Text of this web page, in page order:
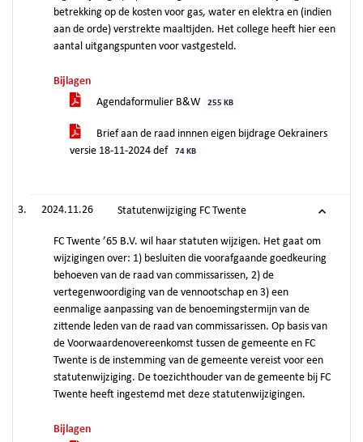
betrekking op de kosten voor gas, water en elektra en (indien
aan de orde) verstrekte maaltijden. Het college heeft hier een
aantal uitgangspunten voor vastgesteld.
Bijlagen
Agendaformulier B&W
255 KB
Brief aan de raad innnen eigen bijdrage Oekrainers
versie 18-11-2024 def
74 KB
2024.11.26 Statutenwijziging FC Twente
FC Twente ’65 B.V. wil haar statuten wijzigen. Het gaat om
wijzigingen over: 1) besluiten die voorafgaande goedkeuring
behoeven van de raad van commissarissen, 2) de
vertegenwoordiging van de vennootschap en 3) een
eenmalige aanpassing van de benoemingstermijn van de
zittende leden van de raad van commissarissen. Op basis van
de Voorwaardenovereenkomst tussen de gemeente en FC
Twente is de instemming van de gemeente vereist voor een
statutenwijziging. De toezichthouder van de gemeente bij FC
Twente heeft ingestemd met deze statutenwijzigingen.
Bijlagen